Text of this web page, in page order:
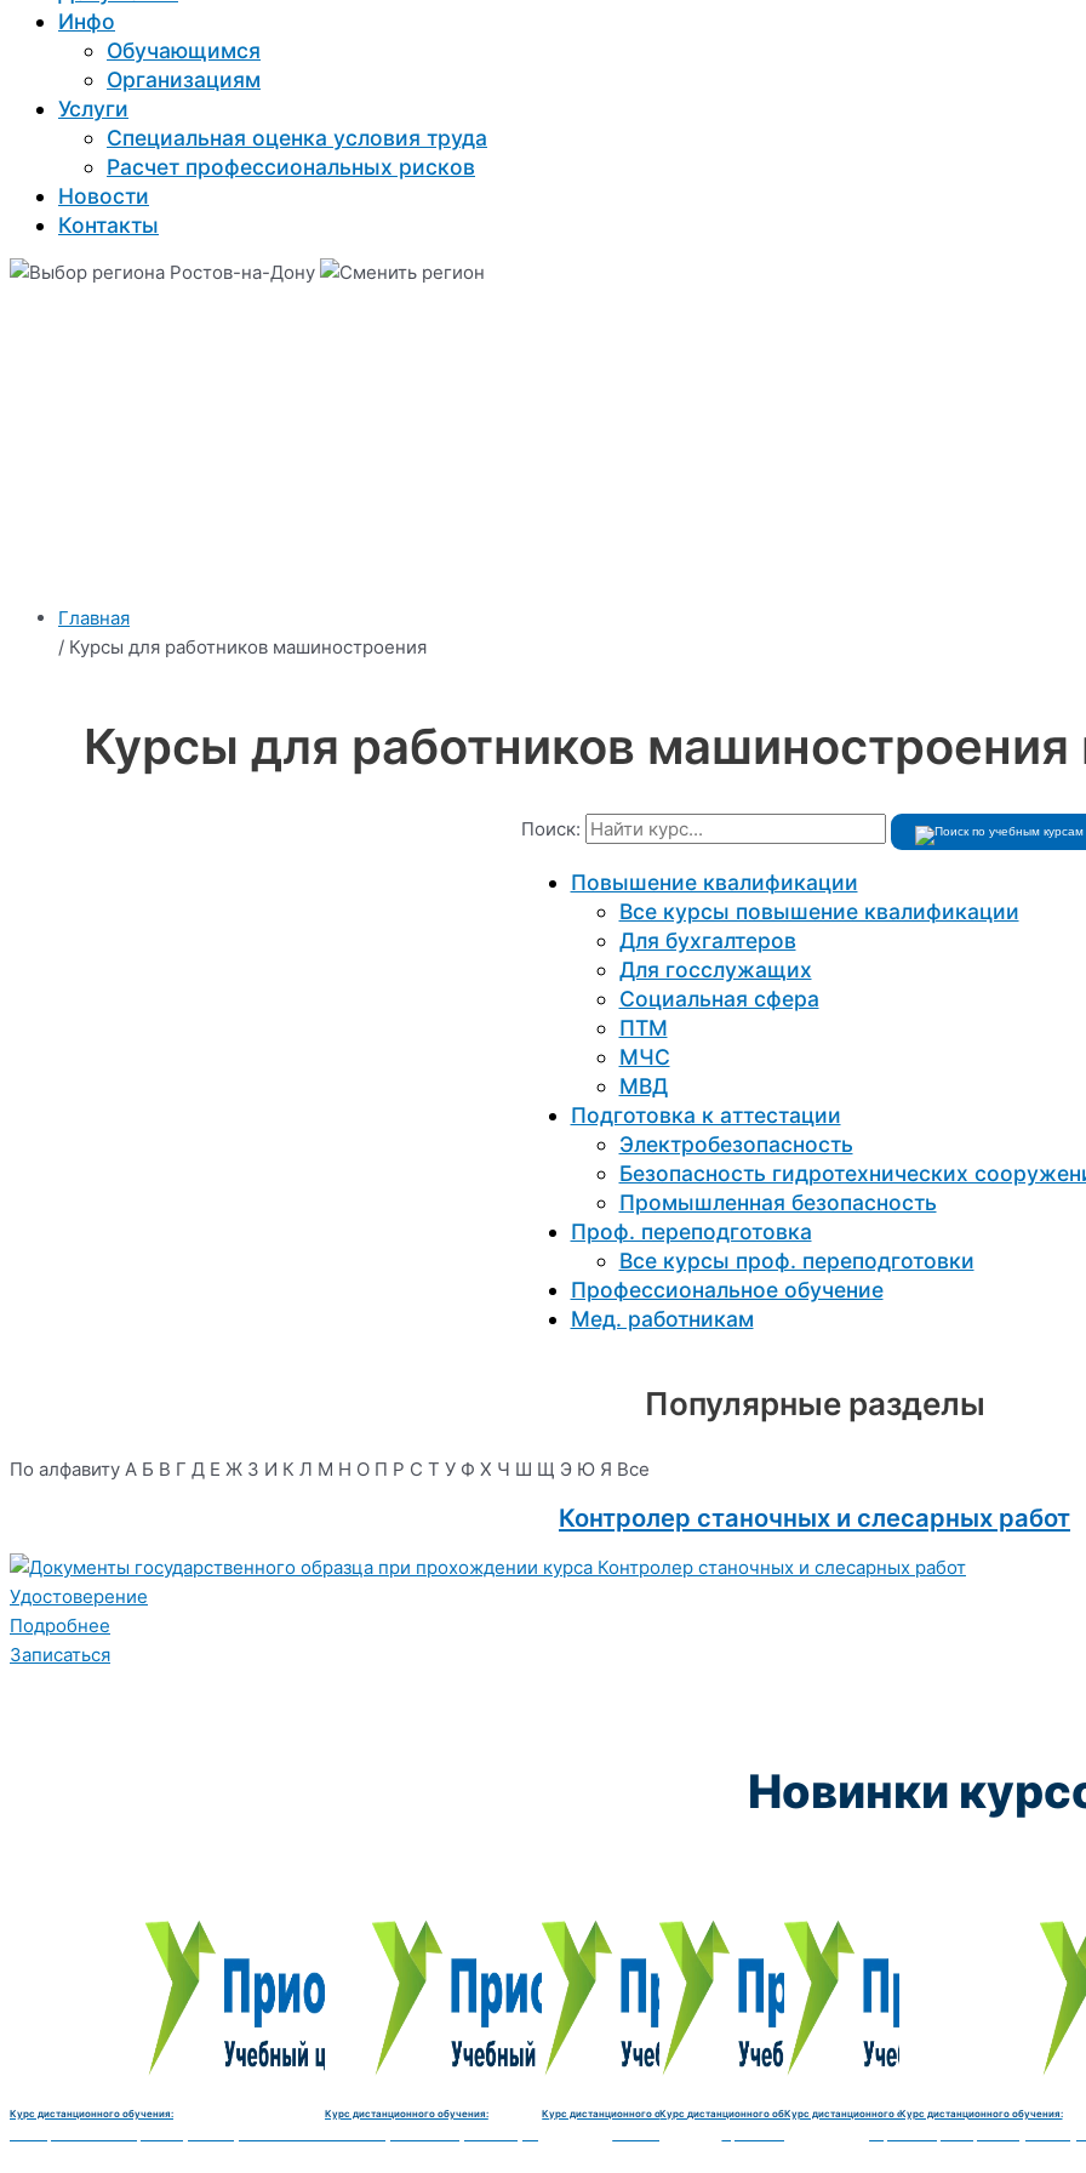
Инфо
Обучающимся
Организациям
Услуги
Специальная оценка условия труда
Расчет профессиональных рисков
Новости
Контакты
Ростов-на-Дону
Главная
/ Курсы для работников машиностроения
Курсы для работников
Поиск:
Повышение квалификации
Все курсы повышение квалификации
Для бухгалтеров
Для госслужащих
Социальная сфера
ПТМ
МЧС
МВД
Подготовка к aттестации
Электробезопасность
Безопасность гидротехнических
Промышленная безопасность
Проф. переподготовка
Все курсы проф. переподготовки
Профессиональное обучение
Мед. работникам
Популярные разделы
По алфавиту А Б В Г Д Е Ж З И К Л М Н О П Р С Т У Ф Х Ч Ш Щ Э Ю Я Все
Контролер станочных и слесарных работ
Удостоверение
Подробнее
Записаться
Новинки
Курс дистанционного обучения:
Курс обучения:
Электромеханик по ремонту и обслуживанию
9800 руб.
Курс дистанционного обучения:
Курс обучения:
Чистильщик металла, отливок, изделий и
9800 руб.
Курс дистанционного обучения:
Штамповщик-180 часов
9800 руб.
Курс дистанционного обучения:
Курс
Курс дистанционного обучения:Курс дистанционного обучения: